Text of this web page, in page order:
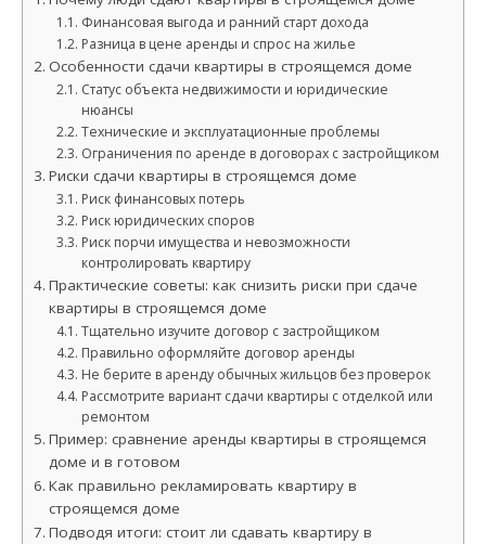
Финансовая выгода и ранний старт дохода
Разница в цене аренды и спрос на жилье
Особенности сдачи квартиры в строящемся доме
Статус объекта недвижимости и юридические
нюансы
Технические и эксплуатационные проблемы
Ограничения по аренде в договорах с застройщиком
Риски сдачи квартиры в строящемся доме
Риск финансовых потерь
Риск юридических споров
Риск порчи имущества и невозможности
контролировать квартиру
Практические советы: как снизить риски при сдаче
квартиры в строящемся доме
Тщательно изучите договор с застройщиком
Правильно оформляйте договор аренды
Не берите в аренду обычных жильцов без проверок
Рассмотрите вариант сдачи квартиры с отделкой или
ремонтом
Пример: сравнение аренды квартиры в строящемся
доме и в готовом
Как правильно рекламировать квартиру в
строящемся доме
Подводя итоги: стоит ли сдавать квартиру в